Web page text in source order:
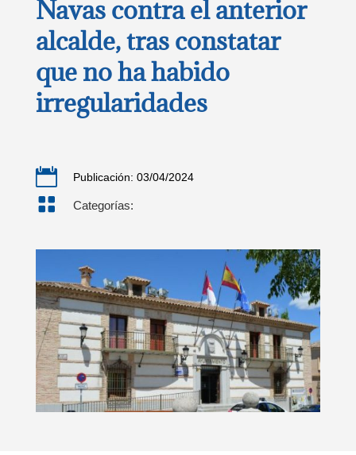
Navas contra el anterior
alcalde, tras constatar
que no ha habido
irregularidades
 Publicación: 03/04/2024
 Categorías: